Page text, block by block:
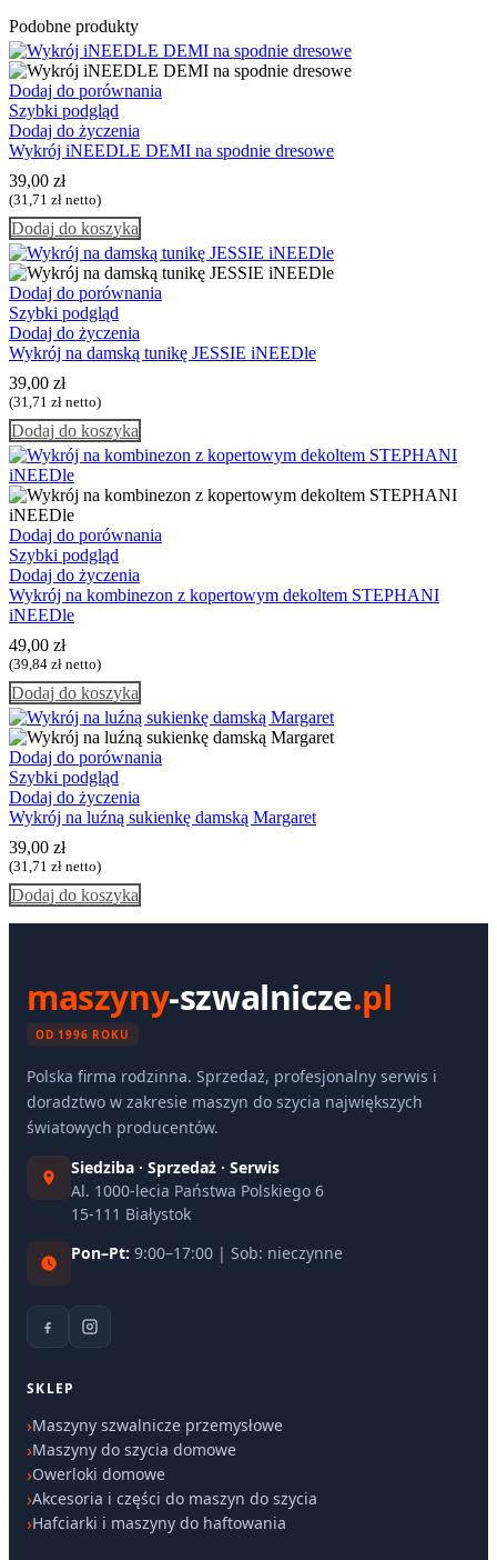
Podobne produkty
Dodaj do porównania
Szybki podgląd
Dodaj do życzenia
Wykrój iNEEDLE DEMI na spodnie dresowe
39,00 zł
(31,71 zł netto)
Dodaj do koszyka
Dodaj do porównania
Szybki podgląd
Dodaj do życzenia
Wykrój na damską tunikę JESSIE iNEEDle
39,00 zł
(31,71 zł netto)
Dodaj do koszyka
Dodaj do porównania
Szybki podgląd
Dodaj do życzenia
Wykrój na kombinezon z kopertowym dekoltem STEPHANI
iNEEDle
49,00 zł
(39,84 zł netto)
Dodaj do koszyka
Dodaj do porównania
Szybki podgląd
Dodaj do życzenia
Wykrój na luźną sukienkę damską Margaret
39,00 zł
(31,71 zł netto)
Dodaj do koszyka
maszyny-szwalnicze.pl
OD 1996 ROKU
Polska firma rodzinna. Sprzedaż, profesjonalny serwis i
doradztwo w zakresie maszyn do szycia największych
światowych producentów.
Siedziba · Sprzedaż · Serwis
Al. 1000-lecia Państwa Polskiego 6
15-111 Białystok
Pon–Pt: 9:00–17:00 | Sob: nieczynne
SKLEP
Maszyny szwalnicze przemysłowe
Maszyny do szycia domowe
Owerloki domowe
Akcesoria i części do maszyn do szycia
Hafciarki i maszyny do haftowania